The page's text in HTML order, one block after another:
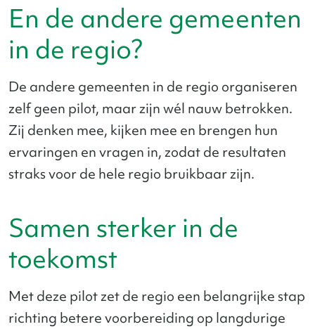
En de andere gemeenten
in de regio?
De andere gemeenten in de regio organiseren
zelf geen pilot, maar zijn wél nauw betrokken.
Zij denken mee, kijken mee en brengen hun
ervaringen en vragen in, zodat de resultaten
straks voor de hele regio bruikbaar zijn.
Samen sterker in de
toekomst
Met deze pilot zet de regio een belangrijke stap
richting betere voorbereiding op langdurige